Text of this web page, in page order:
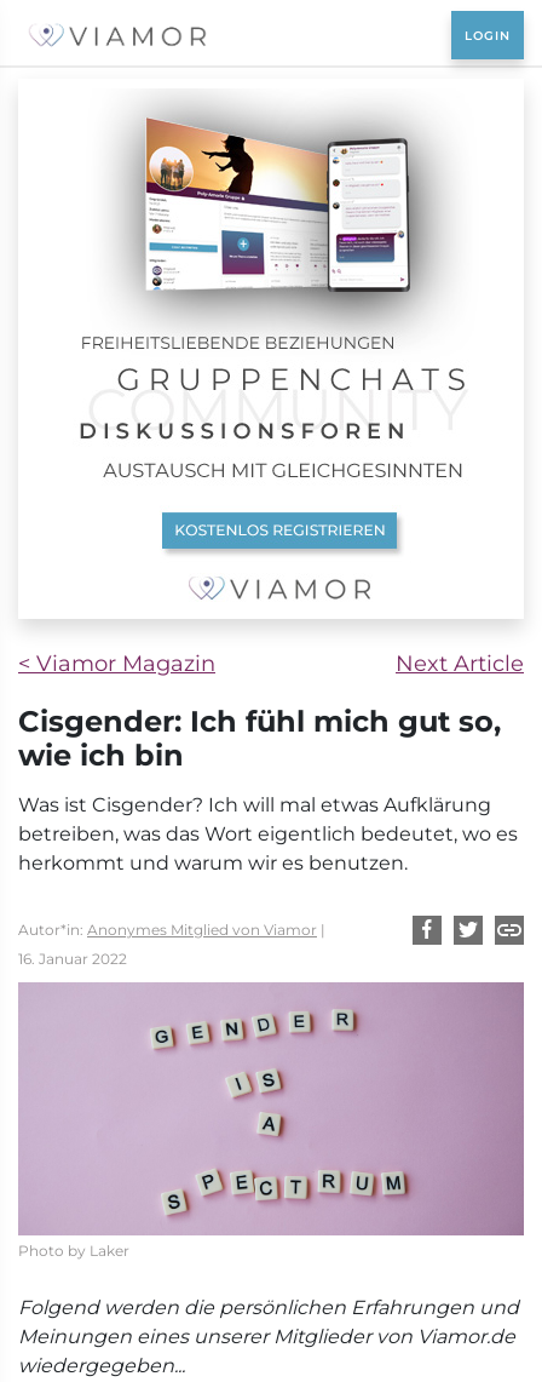
< Viamor Magazin Next Article
Cisgender: Ich fühl mich gut so,
wie ich bin
Was ist Cisgender? Ich will mal etwas Aufklärung
betreiben, was das Wort eigentlich bedeutet, wo es
herkommt und warum wir es benutzen.
Autor*in: Anonymes Mitglied von Viamor |
16. Januar 2022
Photo by Laker
Folgend werden die persönlichen Erfahrungen und
Meinungen eines unserer Mitglieder von Viamor.de
wiedergegeben...